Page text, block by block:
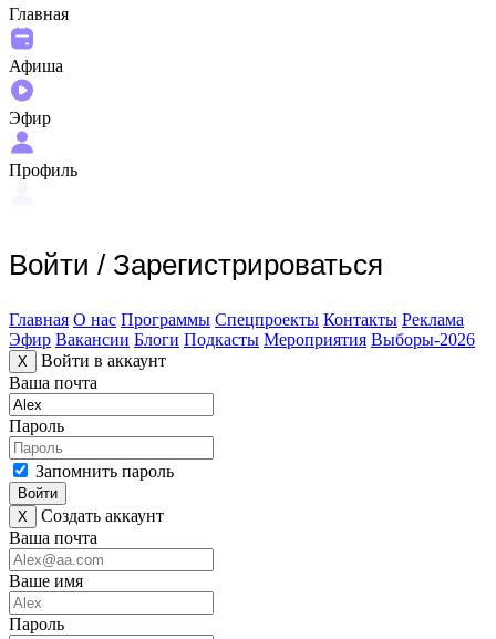
Главная
Афиша
Эфир
Профиль
Войти / Зарегистрироваться
Главная О нас Программы Спецпроекты Контакты Реклама
Эфир Вакансии Блоги Подкасты Мероприятия Выборы-2026
X
Войти в аккаунт
Ваша почта
Пароль
Запомнить пароль
Войти
X
Создать аккаунт
Ваша почта
Ваше имя
Пароль